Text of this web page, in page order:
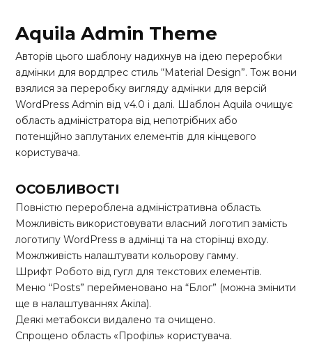
Aquila Admin Theme
Авторів цього шаблону надихнув на ідею переробки
адмінки для вордпрес стиль “Material Design”. Тож вони
взялися за переробку вигляду адмінки для версій
WordPress Admin від v4.0 і далі. Шаблон Aquila очищує
область адміністратора від непотрібних або
потенційно заплутаних елементів для кінцевого
користувача.
ОСОБЛИВОСТІ
Повністю перероблена адміністративна область.
Можливість використовувати власний логотип замість
логотипу WordPress в адмінці та на сторінці входу.
Можлживість налаштувати кольорову гамму.
Шрифт Робото від гугл для текстових елементів.
Меню “Posts” перейменовано на “Блог” (можна змінити
ще в налаштуваннях Акіла).
Деякі метабокси видалено та очищено.
Спрощено область «Профіль» користувача.